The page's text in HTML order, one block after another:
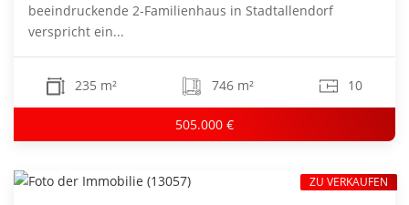
beeindruckende 2-Familienhaus in Stadtallendorf
verspricht ein...
235 m² 746 m² 10
505.000 €
ZU VERKAUFEN